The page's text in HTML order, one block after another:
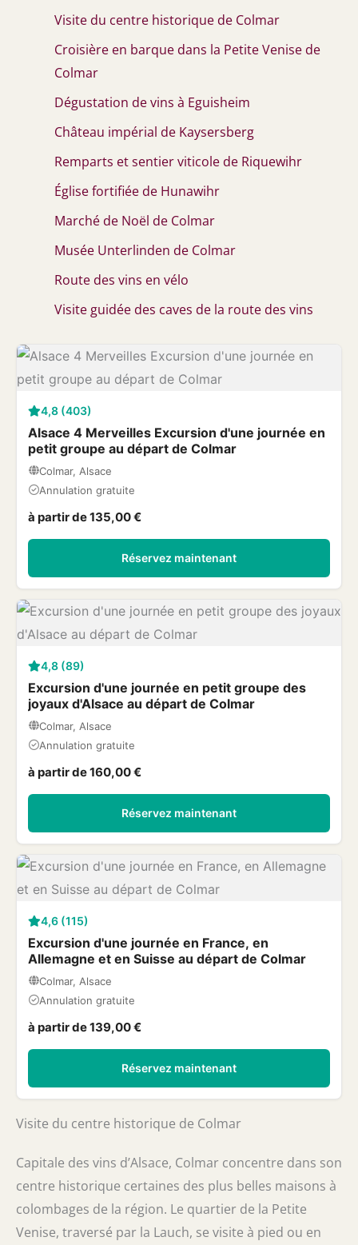
Visite du centre historique de Colmar
Croisière en barque dans la Petite Venise de
Colmar
Dégustation de vins à Eguisheim
Château impérial de Kaysersberg
Remparts et sentier viticole de Riquewihr
Église fortifiée de Hunawihr
Marché de Noël de Colmar
Musée Unterlinden de Colmar
Route des vins en vélo
Visite guidée des caves de la route des vins
4,8 (403)
Alsace 4 Merveilles Excursion d'une journée en
petit groupe au départ de Colmar
Colmar, Alsace
Annulation gratuite
à partir de 135,00 €
Réservez maintenant
4,8 (89)
Excursion d'une journée en petit groupe des
joyaux d'Alsace au départ de Colmar
Colmar, Alsace
Annulation gratuite
à partir de 160,00 €
Réservez maintenant
4,6 (115)
Excursion d'une journée en France, en
Allemagne et en Suisse au départ de Colmar
Colmar, Alsace
Annulation gratuite
à partir de 139,00 €
Réservez maintenant
Visite du centre historique de Colmar
Capitale des vins d’Alsace, Colmar concentre dans son
centre historique certaines des plus belles maisons à
colombages de la région. Le quartier de la Petite
Venise, traversé par la Lauch, se visite à pied ou en